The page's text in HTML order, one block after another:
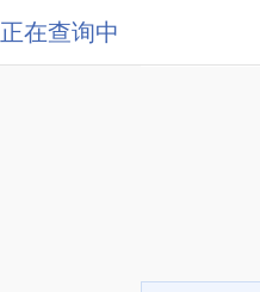
正在查询中